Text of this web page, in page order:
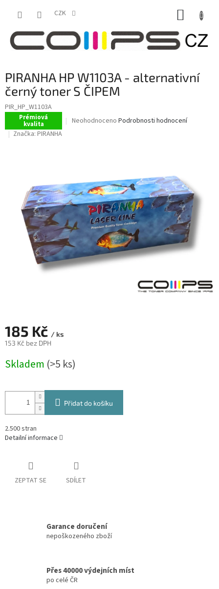
CZK
PIRANHA HP W1103A - alternativní
černý toner S ČIPEM
PIR_HP_W1103A
Prémiová
kvalita
Průměrné
hvězdiček.
Neohodnoceno Podrobnosti hodnocení
Značka: PIRANHA
185 Kč / ks
153 Kč bez DPH
cena:
Skladem (>5 ks)
Přidat do košíku
2.500 stran
Detailní informace
ZEPTAT SE SDÍLET
Garance doručení
nepoškozeného zboží
Přes 40000 výdejních míst
po celé ČR